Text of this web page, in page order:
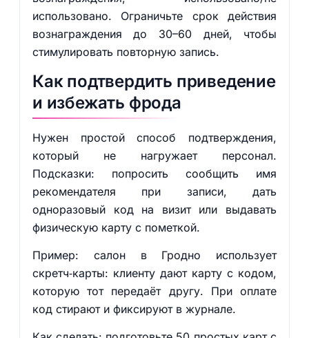
использовано. Ограничьте срок действия
вознаграждения до 30–60 дней, чтобы
стимулировать повторную запись.
Как подтвердить приведение
и избежать фрода
Нужен простой способ подтверждения,
который не нагружает персонал.
Подсказки: попросить сообщить имя
рекомендателя при записи, дать
одноразовый код на визит или выдавать
физическую карту с пометкой.
Пример: салон в Гродно использует
скретч‑карты: клиенту дают карту с кодом,
которую тот передаёт другу. При оплате
код стирают и фиксируют в журнале.